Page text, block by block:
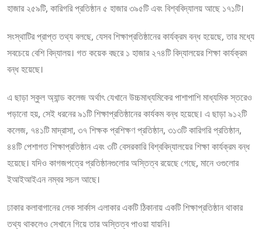
হাজার ২৫৯টি, কারিগরি প্রতিষ্ঠান ৫ হাজার ৩৯৫টি এবং বিশ্ববিদ্যালয় আছে ১৭১টি।
সংস্থাটির প্রাপ্ত তথ্য বলছে, যেসব শিক্ষাপ্রতিষ্ঠানের কার্যক্রম বন্ধ হয়েছে, তার মধ্যে
সবচেয়ে বেশি বিদ্যালয়। গত কয়েক বছরে ১ হাজার ২৭৪টি বিদ্যালয়ের শিক্ষা কার্যক্রম
বন্ধ হয়েছে।
এ ছাড়া স্কুল অ্যান্ড কলেজ অর্থাৎ যেখানে উচ্চমাধ্যমিকের পাশাপাশি মাধ্যমিক স্তরেও
পড়ানো হয়, সেই ধরনের ৯১টি শিক্ষাপ্রতিষ্ঠানের কার্যকম বন্ধ হয়েছে। এ ছাড়া ৯১২টি
কলেজ, ৭৪১টি মাদ্রাসা, ৩৭ শিক্ষক প্রশিক্ষণ প্রতিষ্ঠান, ৩১৩টি কারিগরি প্রতিষ্ঠান,
৪৪টি পেশাগত শিক্ষাপ্রতিষ্ঠান এবং ৩টি বেসরকারি বিশ্ববিদ্যালয়ের শিক্ষা কার্যক্রম বন্ধ
হয়েছে। যদিও কাগজপত্রে প্রতিষ্ঠানগুলোর অস্তিত্ব রয়েছে গেছে, মানে ওগুলোর
ইআইআইএন নম্বর সচল আছে।
ঢাকার কলাবাগানের লেক সার্কাস এলাকার একটি ঠিকানায় একটি শিক্ষাপ্রতিষ্ঠান থাকার
তথ্য থাকলেও সেখানে গিয়ে তার অস্তিত্ব পাওয়া যায়নি।